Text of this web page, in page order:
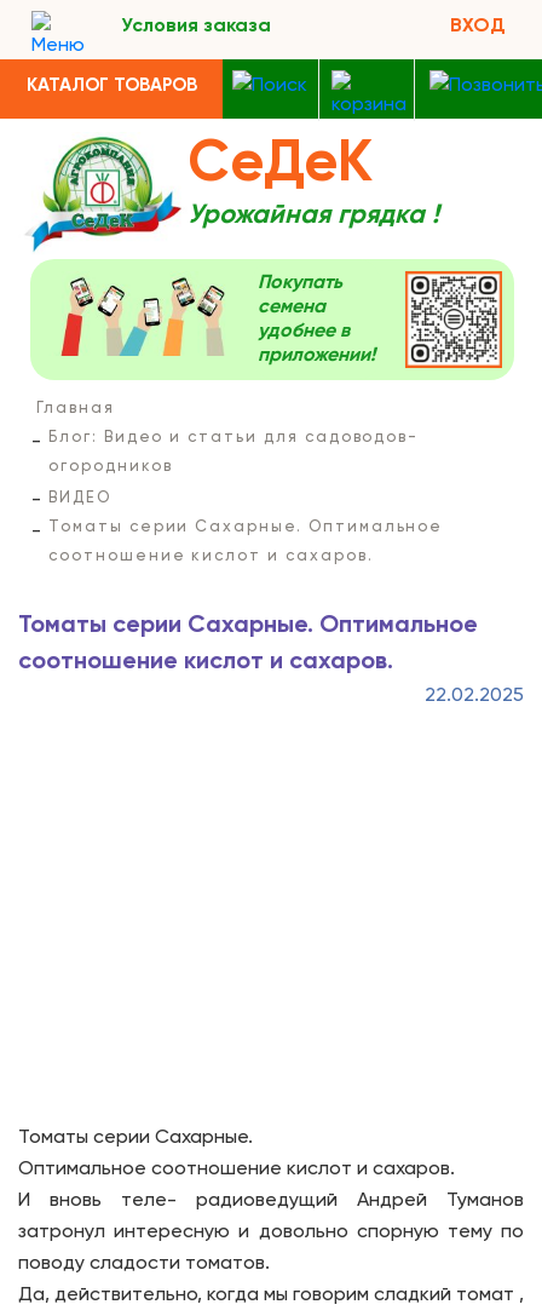
Условия заказа ВХОД
КАТАЛОГ ТОВАРОВ
СеДеК
Урожайная грядка !
Покупать
семена
удобнее в
приложении!
Главная
Блог: Видео и статьи для садоводов-
огородников
ВИДЕО
Томаты серии Сахарные. Оптимальное
соотношение кислот и сахаров.
Томаты серии Сахарные. Оптимальное
соотношение кислот и сахаров.
22.02.2025
Томаты серии Сахарные.
Оптимальное соотношение кислот и сахаров.
И вновь теле- радиоведущий Андрей Туманов
затронул интересную и довольно спорную тему по
поводу сладости томатов.
Да, действительно, когда мы говорим сладкий томат ,